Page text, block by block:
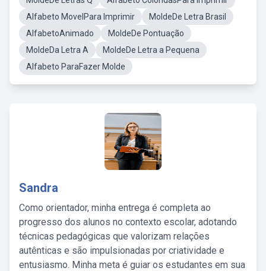
Alfabeto MovelPara Imprimir
MoldeDe Letra Brasil
AlfabetoAnimado
MoldeDe Pontuação
MoldeDa Letra A
MoldeDe Letra a Pequena
Alfabeto ParaFazer Molde
Sandra
Como orientador, minha entrega é completa ao
progresso dos alunos no contexto escolar, adotando
técnicas pedagógicas que valorizam relações
autênticas e são impulsionadas por criatividade e
entusiasmo. Minha meta é guiar os estudantes em sua